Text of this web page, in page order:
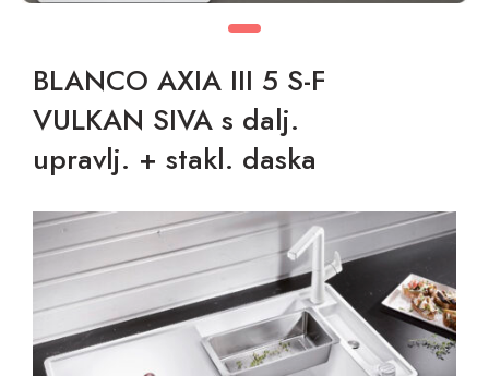
BLANCO AXIA III 5 S-F
VULKAN SIVA s dalj.
upravlj. + stakl. daska